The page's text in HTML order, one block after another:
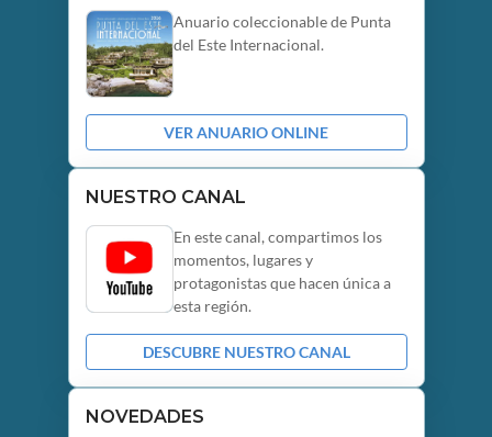
Anuario coleccionable de Punta
del Este Internacional.
VER ANUARIO ONLINE
NUESTRO CANAL
En este canal, compartimos los
momentos, lugares y
protagonistas que hacen única a
esta región.
DESCUBRE NUESTRO CANAL
NOVEDADES